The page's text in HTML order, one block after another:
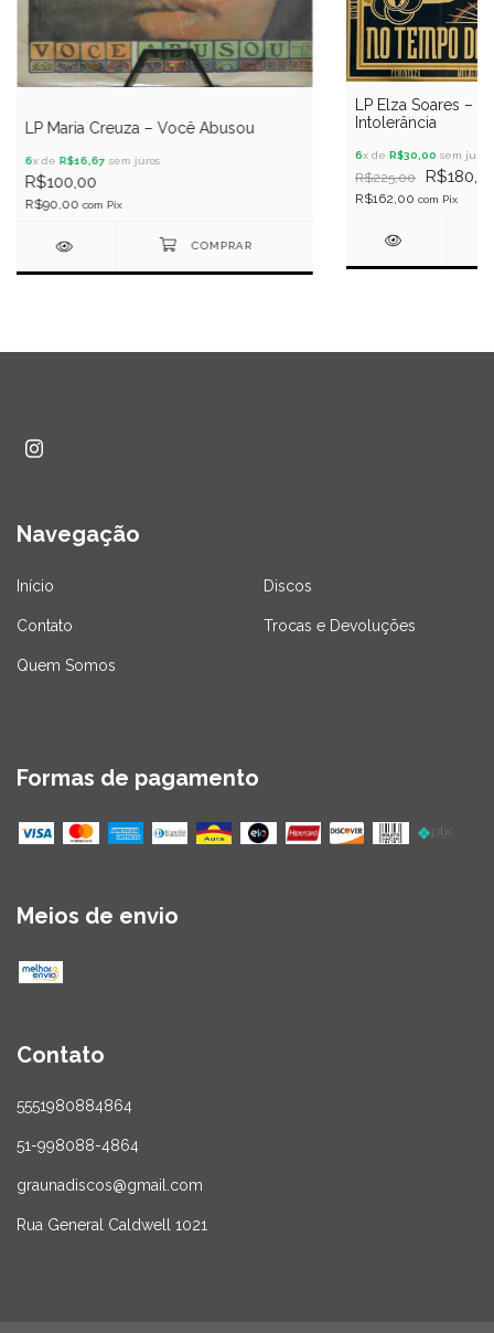
LP Maria Creuza – Você Abusou
6x de R$16,67 sem juros
R$100,00
R$90,00com Pix
LP Elza Soares –
Intolerância
6x de R$30,00 sem juros
R$225,00
R$162,00 com Pix
Navegação
Início Discos
Contato Trocas e Devoluções
Quem Somos
Formas de pagamento
Meios de envio
Contato
5551980884864
51-998088-4864
graunadiscos@gmail.com
Rua General Caldwell 1021